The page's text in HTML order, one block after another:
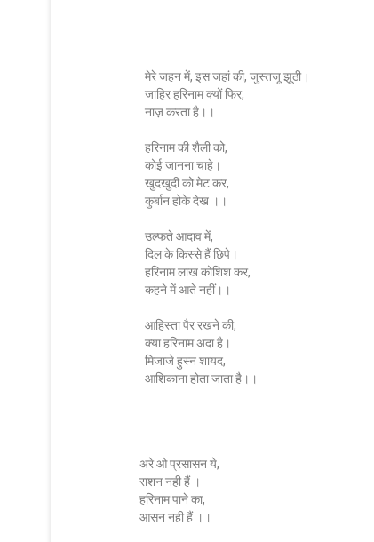
मेरे जहन में, इस जहां की, जुस्तजू झूठी।
जाहिर हरिनाम क्यों फिर,
नाज़ करता है।।
हरिनाम की शैली को,
कोई जानना चाहे।
खुदखुदी को मेट कर,
कुर्बान होके देख ।।
उल्फते आदाव में,
दिल के किस्से हैं छिपे।
हरिनाम लाख कोशिश कर,
कहने में आते नहीं।।
आहिस्ता पैर रखने की,
क्या हरिनाम अदा है।
मिजाजे हुस्न शायद,
आशिकाना होता जाता है।।
अरे ओ प्रसासन ये,
राशन नही हैं ।
हरिनाम पाने का,
आसन नही हैं ।।